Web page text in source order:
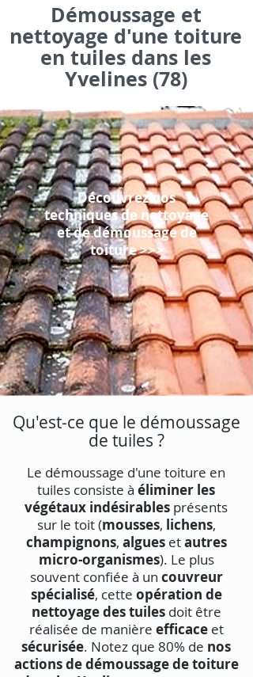
Démoussage et
nettoyage d'une toiture
en tuiles dans les
Yvelines (78)
Découvrez nos
techniques de nettoyage
et de démoussage de
toiture >>>
Qu'est-ce que le démoussage
de tuiles ?
Le démoussage d'une toiture en
tuiles consiste à éliminer les
végétaux indésirables présents
sur le toit (mousses, lichens,
champignons, alguesetautres
micro-organismes). Le plus
souvent confiée à un couvreur
spécialisé, cette opération de
nettoyage des tuilesdoit être
réalisée de manière efficaceet
sécurisée. Notez que 80% de nos
actions de démoussage de toiture